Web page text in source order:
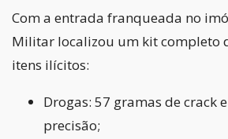
Com a entrada franqueada no
Militar localizou um kit completo
itens ilícitos:
Drogas: 57 gramas de crack
precisão;